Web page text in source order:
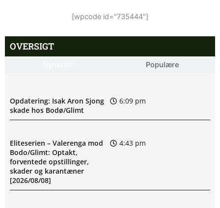
[wpcode id="735444"]
OVERSIGT
Populære
Opdatering: Isak Aron Sjong
skade hos Bodø/Glimt
6:09 pm
Eliteserien – Valerenga mod
Bodo/Glimt: Optakt,
forventede opstillinger,
skader og karantæner
[2026/08/08]
4:43 pm